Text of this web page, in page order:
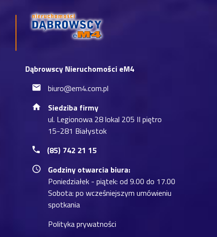
Dąbrowscy Nieruchomości eM4
biuro@em4.com.pl
Siedziba firmy
ul. Legionowa 28 lokal 205 II piętro
15-281 Białystok
(85) 742 21 15
Godziny otwarcia biura:
Poniedziałek - piątek: od 9.00 do 17.00
Sobota: po wcześniejszym umówieniu
spotkania
Polityka prywatności